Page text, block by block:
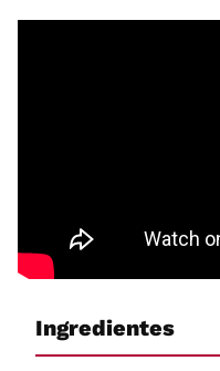
Ingredientes